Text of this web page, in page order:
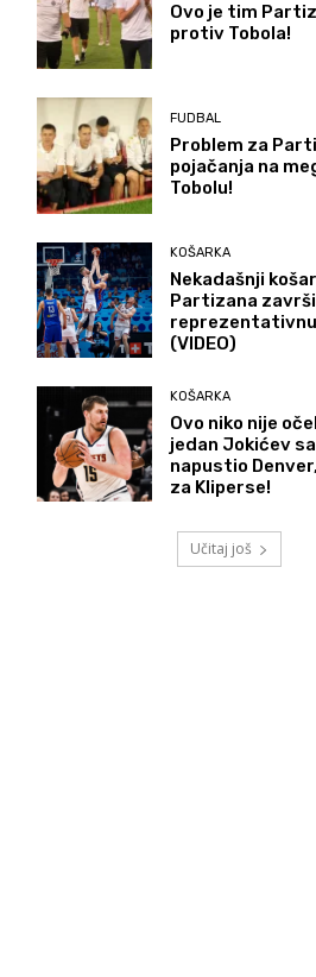
Ovo je tim
protiv Tobola!
FUDBAL
Problem za
pojačanja na
Tobolu!
KOŠARKA
Nekadašnji
Partizana
(VIDEO)
KOŠARKA
Ovo niko nije
jedan Jokićev
napustio
za Kliperse!
Učitaj još